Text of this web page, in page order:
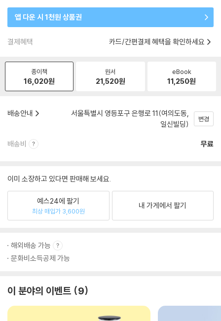
앱 다운 시 1천원 상품권
결제혜택 카드/간편결제 혜택을 확인하세요
종이책
16,020원
원서
21,520원
eBook
11,250원
배송안내
서울특별시 영등포구 은행로 11(여의도동,
일신빌딩)
변경
배송비 무료
이미 소장하고 있다면 판매해 보세요.
예스24에 팔기
최상 매입가 3,600원
내 가게에서 팔기
해외배송 가능
문화비소득공제 가능
이 분야의 이벤트 9